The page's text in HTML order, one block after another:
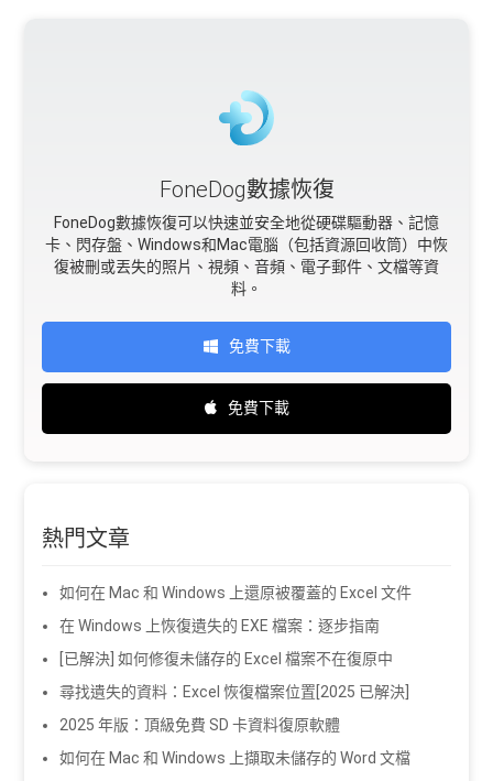
FoneDog數據恢復
FoneDog數據恢復可以快速並安全地從硬碟驅動器、記憶
卡、閃存盤、Windows和Mac電腦（包括資源回收筒）中恢
復被刪或丟失的照片、視頻、音頻、電子郵件、文檔等資
料。
免費下載
免費下載
熱門文章
如何在 Mac 和 Windows 上還原被覆蓋的 Excel 文件
在 Windows 上恢復遺失的 EXE 檔案：逐步指南
[已解決] 如何修復未儲存的 Excel 檔案不在復原中
尋找遺失的資料：Excel 恢復檔案位置[2025 已解決]
2025 年版：頂級免費 SD 卡資料復原軟體
如何在 Mac 和 Windows 上擷取未儲存的 Word 文檔